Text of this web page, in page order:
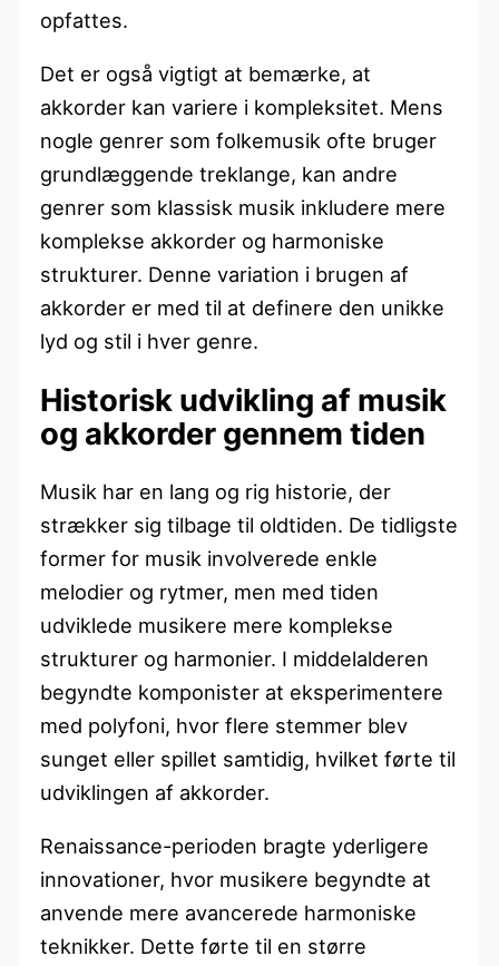
opfattes.
Det er også vigtigt at bemærke, at
akkorder kan variere i kompleksitet. Mens
nogle genrer som folkemusik ofte bruger
grundlæggende treklange, kan andre
genrer som klassisk musik inkludere mere
komplekse akkorder og harmoniske
strukturer. Denne variation i brugen af
akkorder er med til at definere den unikke
lyd og stil i hver genre.
Historisk udvikling af musik
og akkorder gennem tiden
Musik har en lang og rig historie, der
strækker sig tilbage til oldtiden. De tidligste
former for musik involverede enkle
melodier og rytmer, men med tiden
udviklede musikere mere komplekse
strukturer og harmonier. I middelalderen
begyndte komponister at eksperimentere
med polyfoni, hvor flere stemmer blev
sunget eller spillet samtidig, hvilket førte til
udviklingen af akkorder.
Renaissance-perioden bragte yderligere
innovationer, hvor musikere begyndte at
anvende mere avancerede harmoniske
teknikker. Dette førte til en større